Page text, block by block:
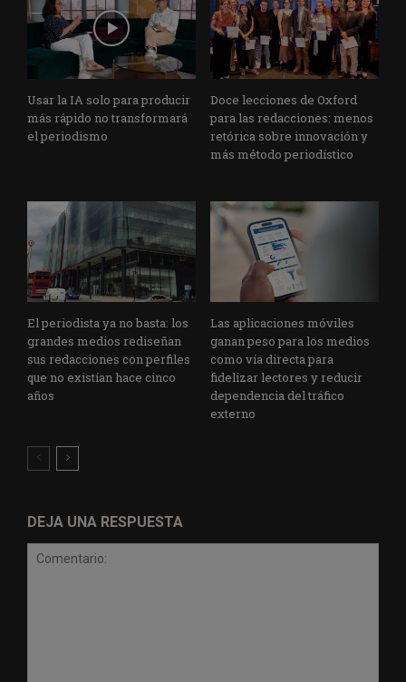
Usar la IA solo para producir
más rápido no transformará
el periodismo
Doce lecciones de Oxford
para las redacciones: menos
retórica sobre innovación y
más método periodístico
El periodista ya no basta: los
grandes medios rediseñan
sus redacciones con perfiles
que no existían hace cinco
años
Las aplicaciones móviles
ganan peso para los medios
como vía directa para
fidelizar lectores y reducir
dependencia del tráfico
externo
DEJA UNA RESPUESTA